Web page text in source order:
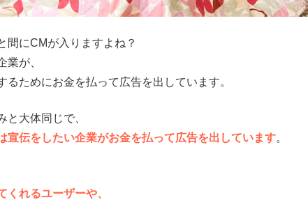
間にCMが入りますよね？
業が、
るためにお金を払って広告を出しています。
と大体同じで、
宣伝をしたい企業がお金を払って広告を出しています。
くれるユーザーや、